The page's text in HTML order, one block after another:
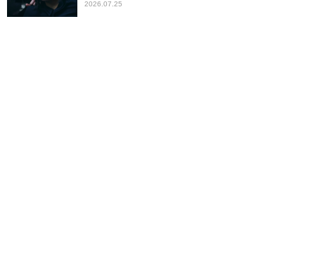
2026.07.25